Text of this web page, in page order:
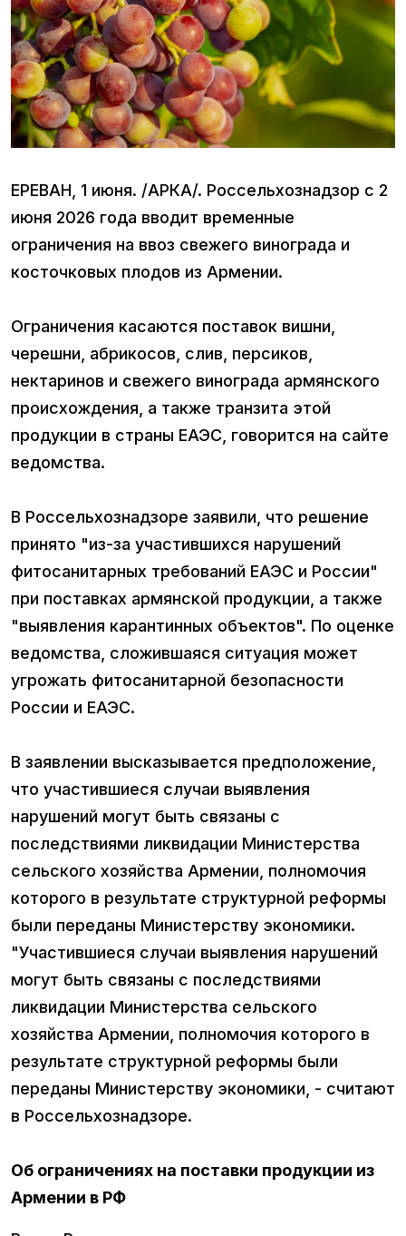
ЕРЕВАН, 1 июня. /АРКА/. Россельхознадзор с 2
июня 2026 года вводит временные
ограничения на ввоз свежего винограда и
косточковых плодов из Армении.
Ограничения касаются поставок вишни,
черешни, абрикосов, слив, персиков,
нектаринов и свежего винограда армянского
происхождения, а также транзита этой
продукции в страны ЕАЭС, говорится на сайте
ведомства.
В Россельхознадзоре заявили, что решение
принято "из-за участившихся нарушений
фитосанитарных требований ЕАЭС и России"
при поставках армянской продукции, а также
"выявления карантинных объектов". По оценке
ведомства, сложившаяся ситуация может
угрожать фитосанитарной безопасности
России и ЕАЭС.
В заявлении высказывается предположение,
что участившиеся случаи выявления
нарушений могут быть связаны с
последствиями ликвидации Министерства
сельского хозяйства Армении, полномочия
которого в результате структурной реформы
были переданы Министерству экономики.
"Участившиеся случаи выявления нарушений
могут быть связаны с последствиями
ликвидации Министерства сельского
хозяйства Армении, полномочия которого в
результате структурной реформы были
переданы Министерству экономики, - считают
в Россельхознадзоре.
Об ограничениях на поставки продукции из
Армении в РФ